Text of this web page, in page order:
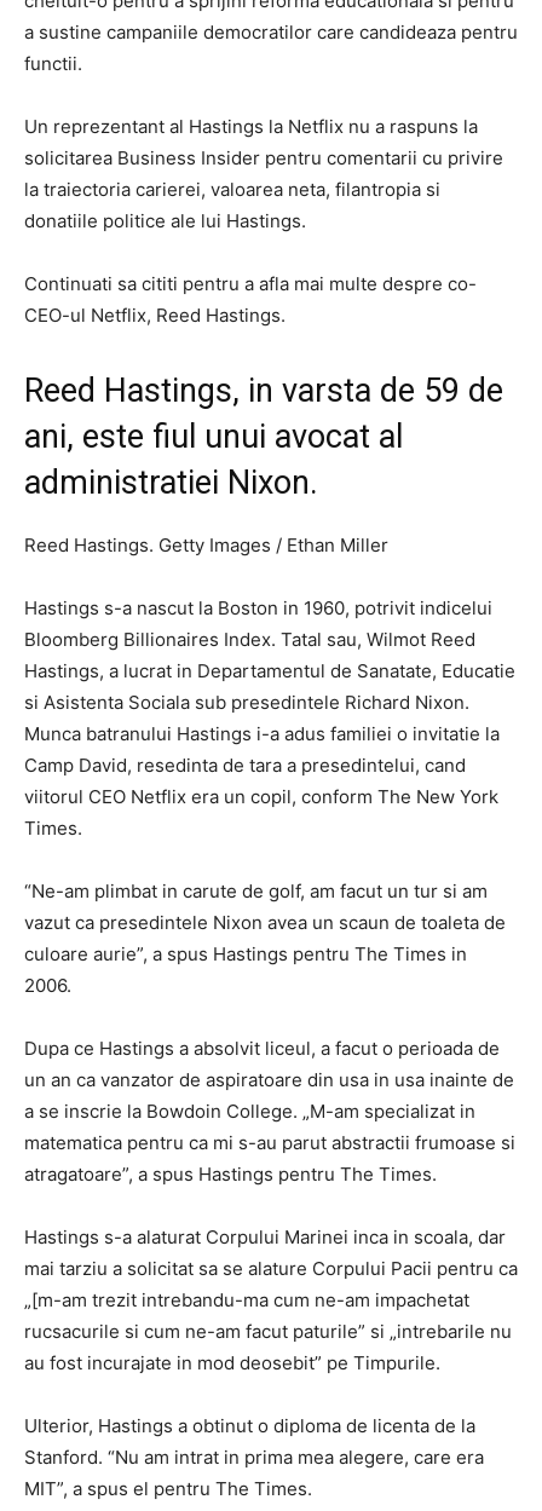
a sustine campaniile democratilor care candideaza pentru
functii.
Un reprezentant al Hastings la Netflix nu a raspuns la
solicitarea Business Insider pentru comentarii cu privire
la traiectoria carierei, valoarea neta, filantropia si
donatiile politice ale lui Hastings.
Continuati sa cititi pentru a afla mai multe despre co-
CEO-ul Netflix, Reed Hastings.
Reed Hastings, in varsta de 59 de
ani, este fiul unui avocat al
administratiei Nixon.
Reed Hastings. Getty Images / Ethan Miller
Hastings s-a nascut la Boston in 1960, potrivit indicelui
Bloomberg Billionaires Index. Tatal sau, Wilmot Reed
Hastings, a lucrat in Departamentul de Sanatate, Educatie
si Asistenta Sociala sub presedintele Richard Nixon.
Munca batranului Hastings i-a adus familiei o invitatie la
Camp David, resedinta de tara a presedintelui, cand
viitorul CEO Netflix era un copil, conform The New York
Times.
“Ne-am plimbat in carute de golf, am facut un tur si am
vazut ca presedintele Nixon avea un scaun de toaleta de
culoare aurie”, a spus Hastings pentru The Times in
2006.
Dupa ce Hastings a absolvit liceul, a facut o perioada de
un an ca vanzator de aspiratoare din usa in usa inainte de
a se inscrie la Bowdoin College. „M-am specializat in
matematica pentru ca mi s-au parut abstractii frumoase si
atragatoare”, a spus Hastings pentru The Times.
Hastings s-a alaturat Corpului Marinei inca in scoala, dar
mai tarziu a solicitat sa se alature Corpului Pacii pentru ca
„[m-am trezit intrebandu-ma cum ne-am impachetat
rucsacurile si cum ne-am facut paturile” si „intrebarile nu
au fost incurajate in mod deosebit” pe Timpurile.
Ulterior, Hastings a obtinut o diploma de licenta de la
Stanford. “Nu am intrat in prima mea alegere, care era
MIT”, a spus el pentru The Times.